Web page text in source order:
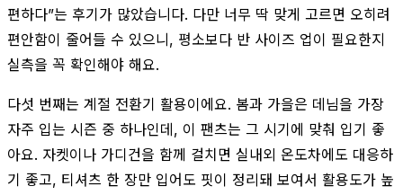
편하다”는 후기가 많았습니다. 다만 너무 딱 맞게 고르면 오히려
편안함이 줄어들 수 있으니, 평소보다 반 사이즈 업이 필요한지
실측을 꼭 확인해야 해요.
다섯 번째는 계절 전환기 활용이에요. 봄과 가을은 데님을 가장
자주 입는 시즌 중 하나인데, 이 팬츠는 그 시기에 맞춰 입기 좋
아요. 자켓이나 가디건을 함께 걸치면 실내외 온도차에도 대응하
기 좋고, 티셔츠 한 장만 입어도 핏이 정리돼 보여서 활용도가 높